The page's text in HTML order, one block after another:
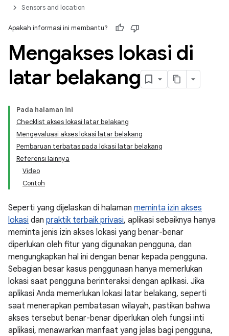
Sensors and location
Apakah informasi ini membantu?
Mengakses lokasi di
latar belakang
Pada halaman ini
Checklist akses lokasi latar belakang
Mengevaluasi akses lokasi latar belakang
Pembaruan terbatas pada lokasi latar belakang
Referensi lainnya
Video
Contoh
Seperti yang dijelaskan di halaman meminta izin akses
lokasi dan praktik terbaik privasi, aplikasi sebaiknya hanya
meminta jenis izin akses lokasi yang benar-benar
diperlukan oleh fitur yang digunakan pengguna, dan
mengungkapkan hal ini dengan benar kepada pengguna.
Sebagian besar kasus penggunaan hanya memerlukan
lokasi saat pengguna berinteraksi dengan aplikasi. Jika
aplikasi Anda memerlukan lokasi latar belakang, seperti
saat menerapkan pembatasan wilayah, pastikan bahwa
akses tersebut benar-benar diperlukan oleh fungsi inti
aplikasi, menawarkan manfaat yang jelas bagi pengguna,